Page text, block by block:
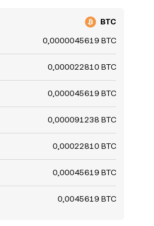
BTC
0,0000045619 BTC
0,000022810 BTC
0,000045619 BTC
0,000091238 BTC
0,00022810 BTC
0,00045619 BTC
0,0045619 BTC